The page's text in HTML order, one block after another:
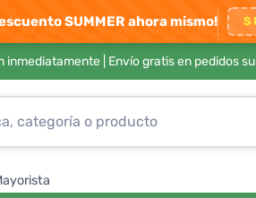
SUMMER ahora mismo!
inmediatamente | Envío gratis en pedidos